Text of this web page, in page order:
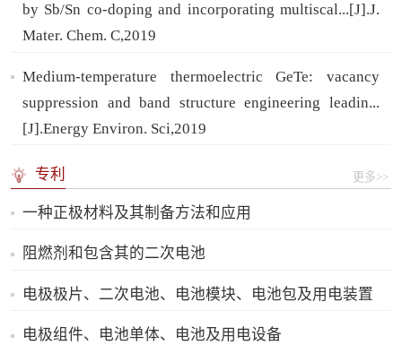
by Sb/Sn co-doping and incorporating multiscal...[J].J.
Mater. Chem. C,2019
Medium-temperature thermoelectric GeTe: vacancy
suppression and band structure engineering leadin...
[J].Energy Environ. Sci,2019
专利 更多>>
一种正极材料及其制备方法和应用
阻燃剂和包含其的二次电池
电极极片、二次电池、电池模块、电池包及用电装置
电极组件、电池单体、电池及用电设备